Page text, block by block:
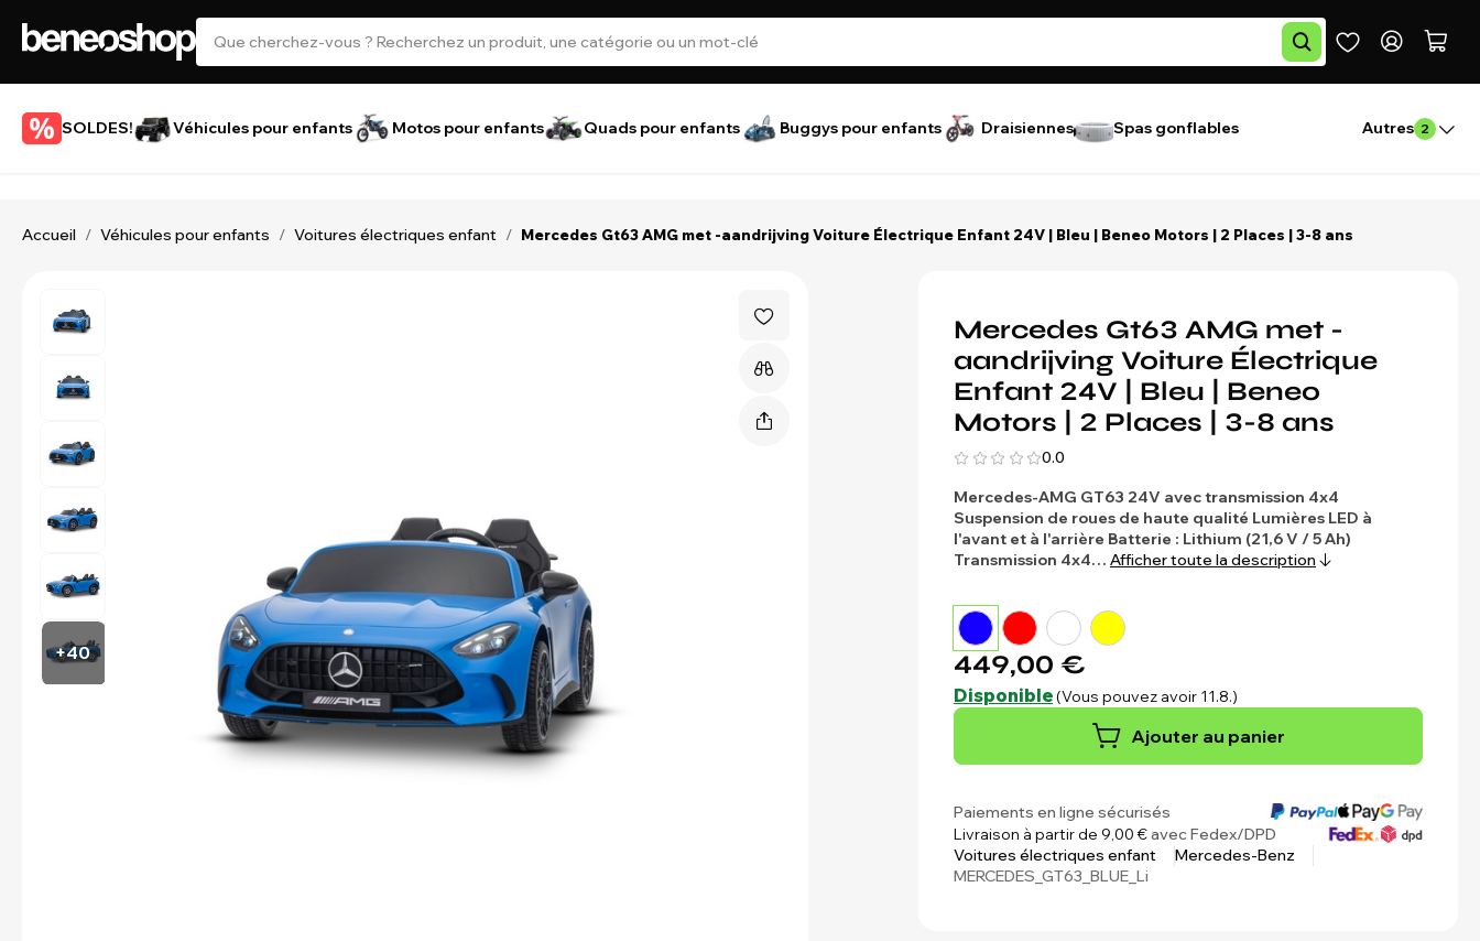
SOLDES! Véhicules pour enfants Motos pour enfants Quads pour enfants Buggys pour enfants Draisiennes Spas gonflables Autres 2
Accueil / Véhicules pour enfants / Voitures électriques enfant / Mercedes Gt63 AMG met -aandrijving Voiture Électrique Enfant 24V | Bleu | Beneo Motors | 2 Places | 3-8 ans
+40
Mercedes Gt63 AMG met -
aandrijving Voiture Électrique
Enfant 24V | Bleu | Beneo
Motors | 2 Places | 3-8 ans
0.0
Mercedes-AMG GT63 24V avec transmission 4x4
Suspension de roues de haute qualité Lumières LED à
l'avant et à l'arrière Batterie : Lithium (21,6 V / 5 Ah)
Transmission 4x4… Afficher toute la description
449,00 €
Disponible(Vous pouvez avoir 11.8.)
Ajouter au panier
Paiements en ligne sécurisés
Livraison à partir de 9,00 €avec Fedex/DPD
Voitures électriques enfant
Mercedes-Benz
MERCEDES_GT63_BLUE_Li